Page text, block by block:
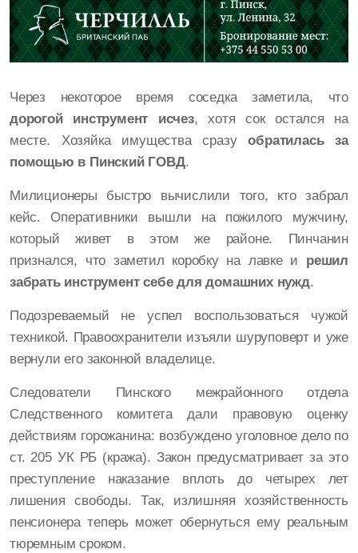
Через некоторое время соседка заметила, что
дорогой инструмент исчез, хотя сок остался на
месте. Хозяйка имущества сразуобратилась за
помощью в Пинский ГОВД.
Милиционеры быстро вычислили того, кто забрал
кейс. Оперативники вышли на пожилого мужчину,
который живет в этом же районе. Пинчанин
признался, что заметил коробку на лавке и решил
забрать инструмент себе для домашних нужд.
Подозреваемый не успел воспользоваться чужой
техникой. Правоохранители изъяли шуруповерт и уже
вернули его законной владелице.
Следователи Пинского межрайонного отдела
Следственного комитета дали правовую оценку
действиям горожанина: возбуждено уголовное дело по
ст. 205 УК РБ (кража). Закон предусматривает за это
преступление наказание вплоть до четырех лет
лишения свободы. Так, излишняя хозяйственность
пенсионера теперь может обернуться ему реальным
тюремным сроком.